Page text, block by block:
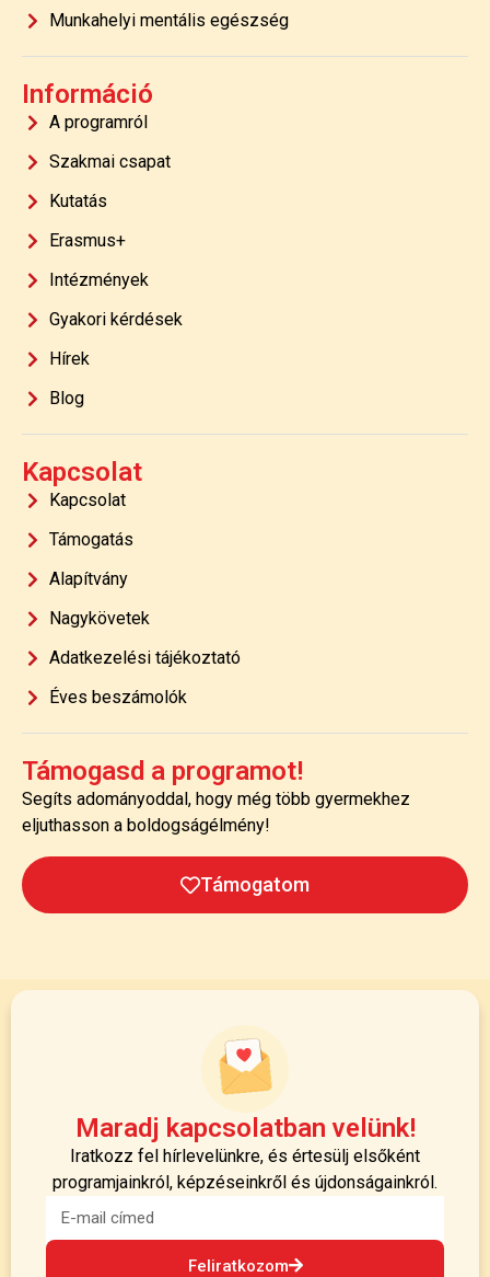
Munkahelyi mentális egészség
Információ
A programról
Szakmai csapat
Kutatás
Erasmus+
Intézmények
Gyakori kérdések
Hírek
Blog
Kapcsolat
Kapcsolat
Támogatás
Alapítvány
Nagykövetek
Adatkezelési tájékoztató
Éves beszámolók
Támogasd a programot!
Segíts adományoddal, hogy még több gyermekhez
eljuthasson a boldogságélmény!
Támogatom
Maradj kapcsolatban velünk!
Iratkozz fel hírlevelünkre, és értesülj elsőként
programjainkról, képzéseinkről és újdonságainkról.
Feliratkozom